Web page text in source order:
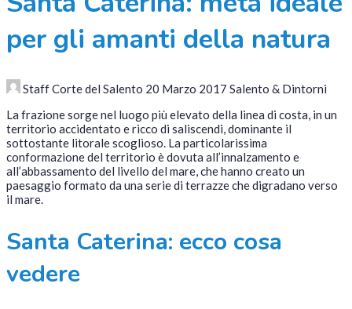
per gli amanti della natura
Staff Corte del Salento 20 Marzo 2017 Salento & Dintorni
La frazione sorge nel luogo più elevato della linea di costa, in un
territorio accidentato e ricco di saliscendi, dominante il
sottostante litorale scoglioso. La particolarissima
conformazione del territorio è dovuta all’innalzamento e
all’abbassamento del livello del mare, che hanno creato un
paesaggio formato da una serie di terrazze che digradano verso
il mare.
Santa Caterina: ecco cosa
vedere